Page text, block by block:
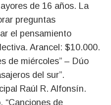
de 16 años. La
preguntas
el pensamiento
Arancel: $10.000.
de miércoles” – Dúo
del sur”.
Raúl R. Alfonsín.
“Canciones de